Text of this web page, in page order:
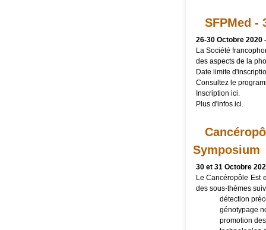
SFPMed -
26-30 Octobre 2020
La Société
des aspects de la
Date limite
Consultez le
Inscription ici.
Plus d'infos ici.
Symposium
30 et 31 Octobre
Le Cancéropôle Est
des sous-thèmes
détection
génotypage
promotion